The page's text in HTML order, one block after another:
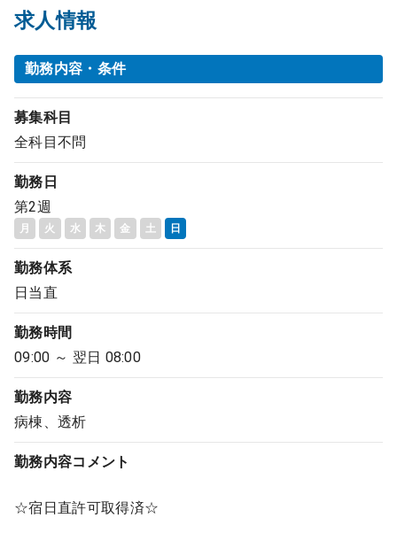
求人情報
勤務内容・条件
募集科目
全科目不問
勤務日
第2週
月 火 水 木 金 土 日
勤務体系
日当直
勤務時間
09:00 ～ 翌日 08:00
勤務内容
病棟、透析
勤務内容コメント
☆宿日直許可取得済☆